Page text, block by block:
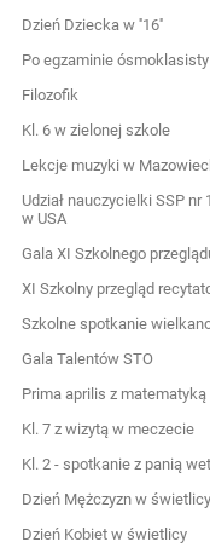
Dzień Dziecka w ''16''
Po egzaminie ósmoklasisty
Filozofik
Kl. 6 w zielonej szkole
Lekcje muzyki w
Udział nauczycielki SSP
w USA
Gala XI Szkolnego
XI Szkolny przegląd
Szkolne spotkanie
Gala Talentów STO
Prima aprilis z matematyką
Kl. 7 z wizytą w meczecie
Kl. 2 - spotkanie z panią
Dzień Mężczyzn w świetlicy
Dzień Kobiet w świetlicy